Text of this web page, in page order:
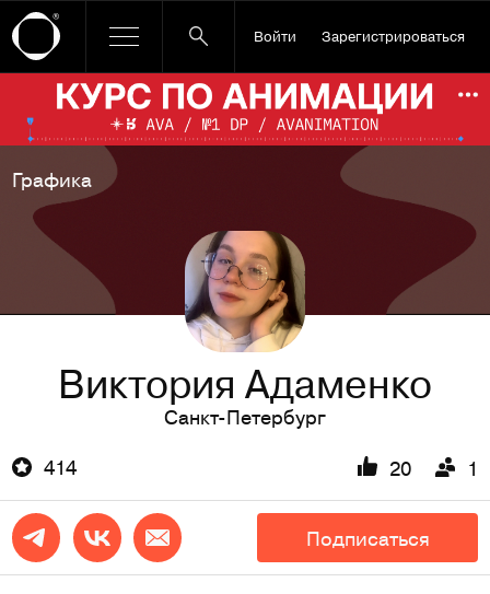
Войти Зарегистрироваться
Ссылка баннера
Графика
Виктория Адаменко
Санкт-Петербург
414
20 1
Подписаться